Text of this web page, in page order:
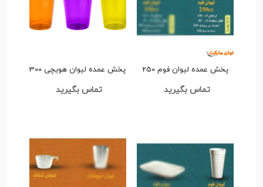
پخش عمده لیوان فوم 250
G3135
تماس بگیرید
پخش عمده لیوان هویچی 300
تماس بگیرید